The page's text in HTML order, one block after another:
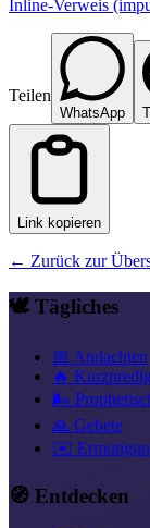
Inline-Verweis
Teilen
WhatsApp
Link kopieren
← Zurück zur
🕊️ Tägliches
📅 Andachten
🔥
🌬️
🙏 Gebete
✉️
🧭 Entdecken